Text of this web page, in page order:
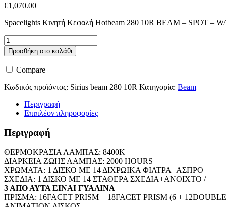
€1,070.00
Spacelights Κινητή Κεφαλή Hotbeam 280 10R BEAM – SPOT –
Spacelights
Sirius
Beam
280
10R
ποσότητα
Προσθήκη στο καλάθι
Compare
Κωδικός προϊόντος: Sirius beam 280 10R Κατηγορία: Beam
Περιγραφή
Επιπλέον πληροφορίες
Περιγραφή
ΘΕΡΜΟΚΡΑΣΙΑ ΛΑΜΠΑΣ: 8400K
ΔΙΑΡΚΕΙΑ ΖΩΗΣ ΛΑΜΠΑΣ: 2000 HOURS
ΧΡΩΜΑΤΑ: 1 ΔΙΣΚΟ ΜΕ 14 ΔΙΧΡΩIΚΑ ΦΙΛΤΡΑ+ΑΣΠΡΟ
ΣΧΕΔΙΑ: 1 ΔΙΣΚΟ ΜΕ 14 ΣΤΑΘΕΡΑ ΣΧΕΔΙΑ+ΑΝΟΙΧΤΟ /
3 ΑΠΟ ΑΥΤΑ ΕΙΝΑΙ ΓΥΑΛΙΝΑ
ΠΡΙΣΜΑ: 16FACET PRISM + 18FACET PRISM (6 +